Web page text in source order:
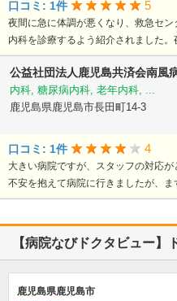
口コミ: 1件 5
夜間に急に体調が悪くなり、救急セ
内科を診療するよう紹介されました
公益社団法人鹿児島共済会南風
内科, 糖尿病内科, 老年内科, ...
鹿児島県鹿児島市長田町14-3
口コミ: 1件 4
大きい病院ですが、スタッフの対応
不安を抱えて病院に行きましたが、ま
【病院なびドクタビュー】
鹿児島県鹿児島市